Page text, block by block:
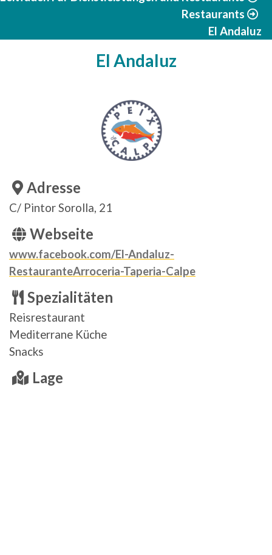
Restaurants
El Andaluz
El Andaluz
Adresse
C/ Pintor Sorolla, 21
Webseite
www.facebook.com/El-Andaluz-
RestauranteArroceria-Taperia-Calpe
Spezialitäten
Reisrestaurant
Mediterrane Küche
Snacks
Lage